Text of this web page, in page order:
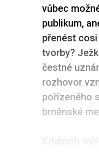
vůbec
publikum,
přenést
tvorby?
čestné
rozhovor
pořízeného
brněnské
Kdybych